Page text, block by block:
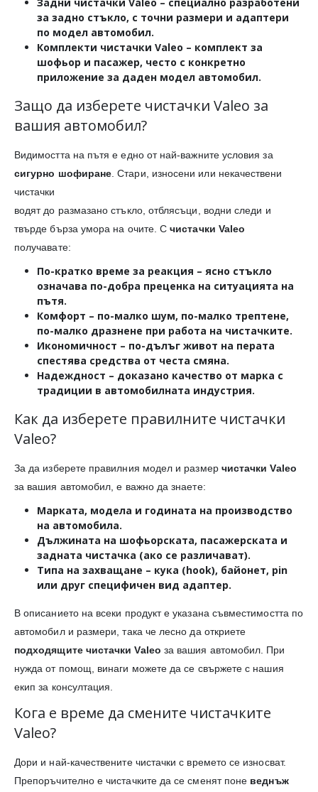
за задно стъкло, с точни размери и адаптери
по модел автомобил.
Комплекти чистачки Valeo – комплект за
шофьор и пасажер, често с конкретно
приложение за даден модел автомобил.
Защо да изберете чистачки Valeo за
вашия автомобил?
Видимостта на пътя е едно от най-важните условия за
сигурно шофиране . Стари, износени или некачествени
чистачки
водят до размазано стъкло, отблясъци, водни следи и
твърде бърза умора на очите. Счистачки Valeo
получавате:
По-кратко време за реакция – ясно стъкло
означава по-добра преценка на ситуацията на
пътя.
Комфорт – по-малко шум, по-малко трептене,
по-малко дразнене при работа на чистачките.
Икономичност – по-дълъг живот на перата
спестява средства от честа смяна.
Надеждност – доказано качество от марка с
традиции в автомобилната индустрия.
Как да изберете правилните чистачки
Valeo?
За да изберете правилния модел и размер чистачки Valeo
за вашия автомобил, е важно да знаете:
Марката, модела и годината на производство
на автомобила.
Дължината на шофьорската, пасажерската и
задната чистачка (ако се различават).
Типа на захващане – кука (hook), байонет, pin
или друг специфичен вид адаптер.
В описанието на всеки продукт е указана съвместимостта по
автомобил и размери, така че лесно да откриете
подходящите чистачки Valeo за вашия автомобил. При
нужда от помощ, винаги можете да се свържете с нашия
екип за консултация.
Кога е време да смените чистачките
Valeo?
Дори и най-качествените чистачки с времето се износват.
Препоръчително е чистачките да се сменят поне веднъж